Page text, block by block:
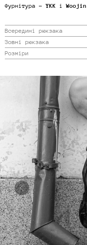
Фурнітура -YKK іWoojin
Всередині рюкзака
Зовні рюкзака
Розміри